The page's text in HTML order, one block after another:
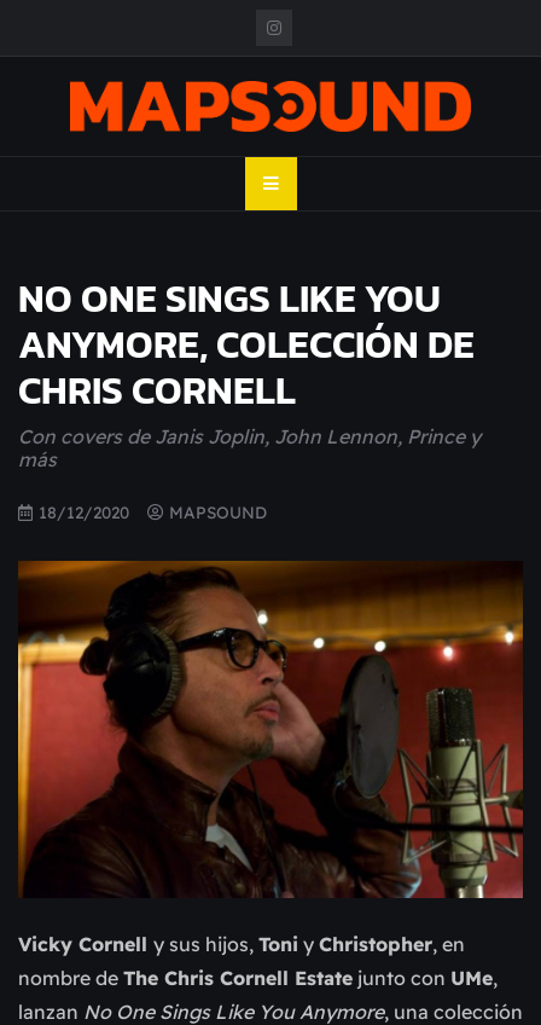
MAPSOUND
NO ONE SINGS LIKE YOU
ANYMORE, COLECCIÓN DE
CHRIS CORNELL
Con covers de Janis Joplin, John Lennon, Prince y
más
18/12/2020 MAPSOUND
Vicky Cornell y sus hijos, Toni y Christopher, en
nombre de The Chris Cornell Estate junto con UMe,
lanzan No One Sings Like You Anymore, una colección